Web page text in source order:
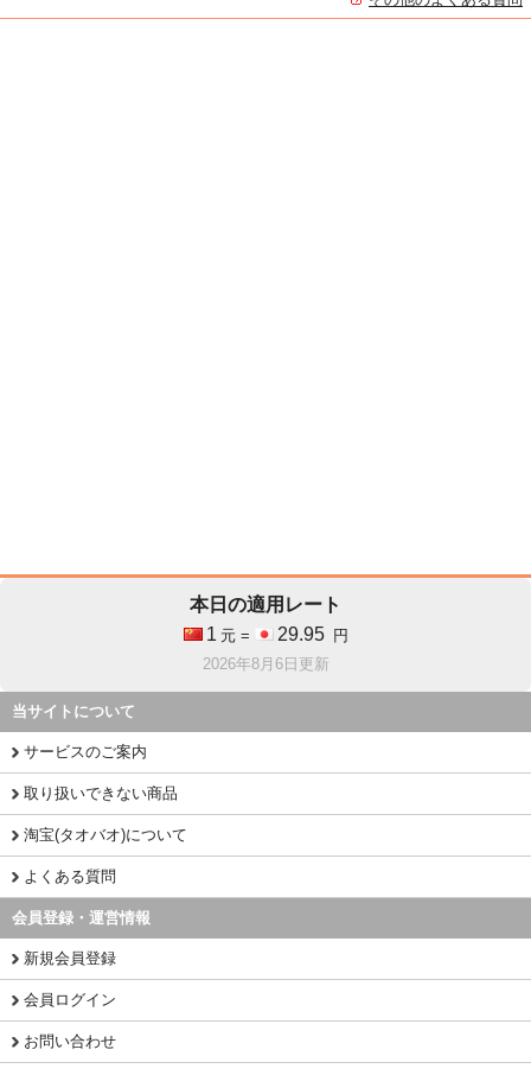
本日の適用レート
1 元 = 29.95
円
2026年8月6日更新
当サイトについて
サービスのご案内
取り扱いできない商品
淘宝(タオバオ)について
よくある質問
会員登録・運営情報
新規会員登録
会員ログイン
お問い合わせ